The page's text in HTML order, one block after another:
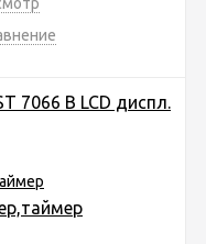
7066 B LCD диспл.